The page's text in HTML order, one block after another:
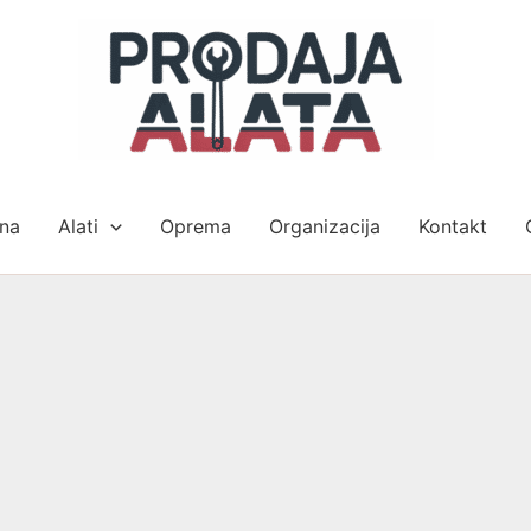
Alati Oprema Organizacija Kontakt